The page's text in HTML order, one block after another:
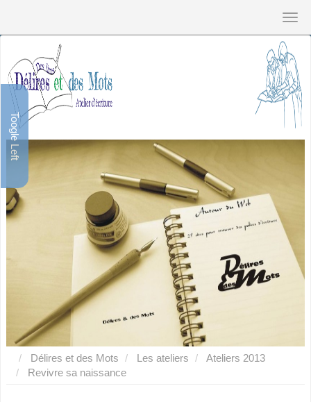
Toogle Left
Délires et des Mots Les ateliers
Ateliers 2013
Revivre sa naissance